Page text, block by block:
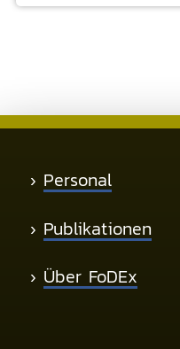
› Personal
› Publikationen
› Über FoDEx